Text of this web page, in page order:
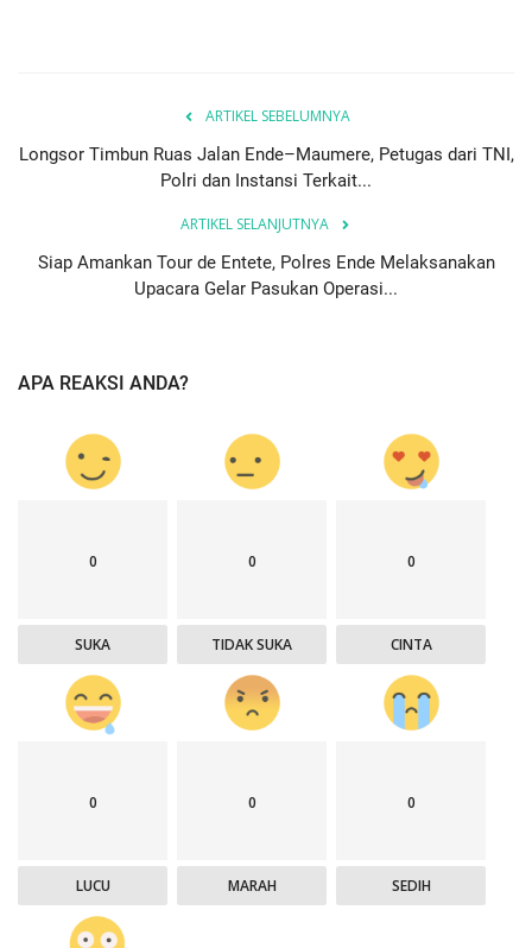
ARTIKEL SEBELUMNYA
Longsor Timbun Ruas Jalan Ende–Maumere, Petugas dari TNI,
Polri dan Instansi Terkait...
ARTIKEL SELANJUTNYA
Siap Amankan Tour de Entete, Polres Ende Melaksanakan
Upacara Gelar Pasukan Operasi...
APA REAKSI ANDA?
0
SUKA
0
TIDAK SUKA
0
CINTA
0
LUCU
0
MARAH
0
SEDIH